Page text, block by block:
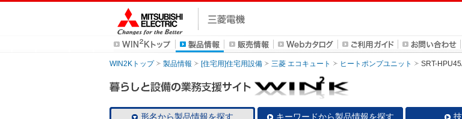
WIN2Kトップ 製品情報 [住宅用]住宅用設備 三菱 エコキュート ヒートポンプユニット SRT-
形名から製品情報を探す キーワードから製品情報を探す